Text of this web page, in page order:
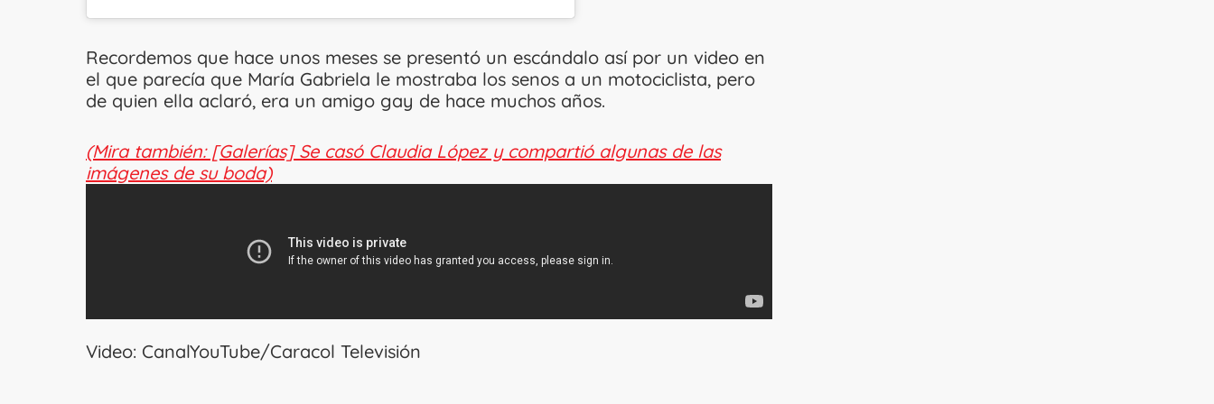
Recordemos que hace unos meses se presentó un escándalo así por un video en
el que parecía que María Gabriela le mostraba los senos a un motociclista, pero
de quien ella aclaró, era un amigo gay de hace muchos años.
(Mira también: [Galerías] Se casó Claudia López y compartió algunas de las
imágenes de su boda)
Video: CanalYouTube/Caracol Televisión